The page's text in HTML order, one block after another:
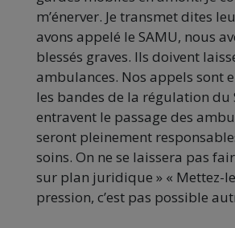
m’énerver. Je transmet dites
avons appelé le SAMU, nous
blessés graves. Ils doivent
ambulances. Nos appels sont
les bandes de la régulation du
entravent le passage des
seront pleinement
soins. On ne se laissera pas
sur plan juridique » « Mettez-
pression, c’est pas possible